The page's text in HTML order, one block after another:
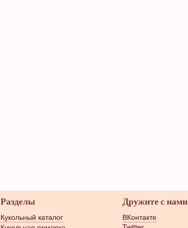
Разделы
Кукольный каталог
Дружите с нами
ВКонтакте